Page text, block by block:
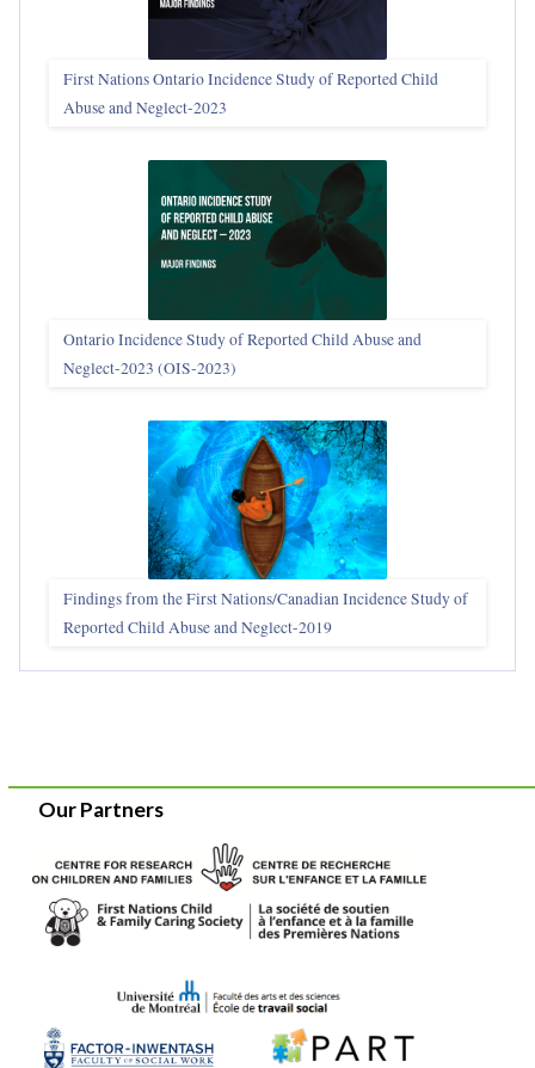
First Nations Ontario Incidence Study of Reported Child
Abuse and Neglect‑2023
Ontario Incidence Study of Reported Child Abuse and
Neglect-2023 (OIS‑2023)
Findings from the First Nations/Canadian Incidence Study of
Reported Child Abuse and Neglect-2019
Our Partners